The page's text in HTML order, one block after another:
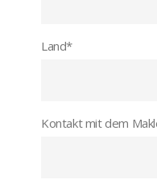
Land*
Kontakt mit dem